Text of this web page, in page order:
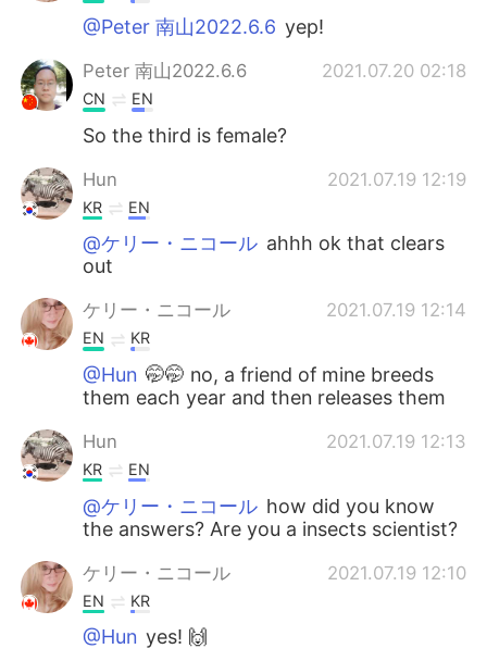
@Peter 南山2022.6.6 yep!
Peter 南山2022.6.6 2021.07.20 02:18
CN EN
So the third is female?
Hun 2021.07.19 12:19
KR EN
@ケリー・ニコール ahhh ok that clears
out
ケリー・ニコール 2021.07.19 12:14
EN KR
@Hun 🤭🤭 no, a friend of mine breeds
them each year and then releases them
Hun 2021.07.19 12:13
KR EN
@ケリー・ニコール how did you know
the answers? Are you a insects scientist?
ケリー・ニコール 2021.07.19 12:10
EN KR
@Hun yes! 🙌